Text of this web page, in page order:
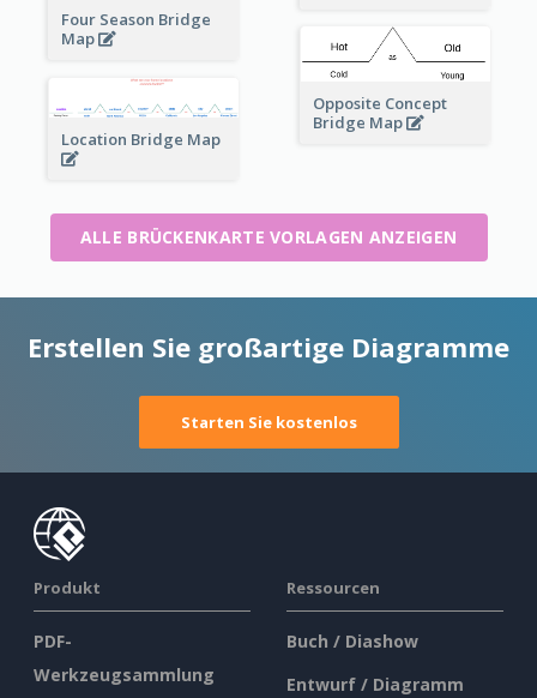
Four Season Bridge
Map
Opposite Concept
Bridge Map
Location Bridge Map
ALLE BRÜCKENKARTE VORLAGEN ANZEIGEN
Erstellen Sie großartige Diagramme
Starten Sie kostenlos
Produkt
PDF-
Werkzeugsammlung
Ressourcen
Buch / Diashow
Entwurf / Diagramm